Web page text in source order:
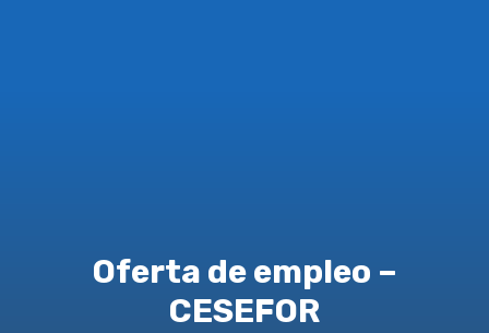
Oferta de empleo –
CESEFOR